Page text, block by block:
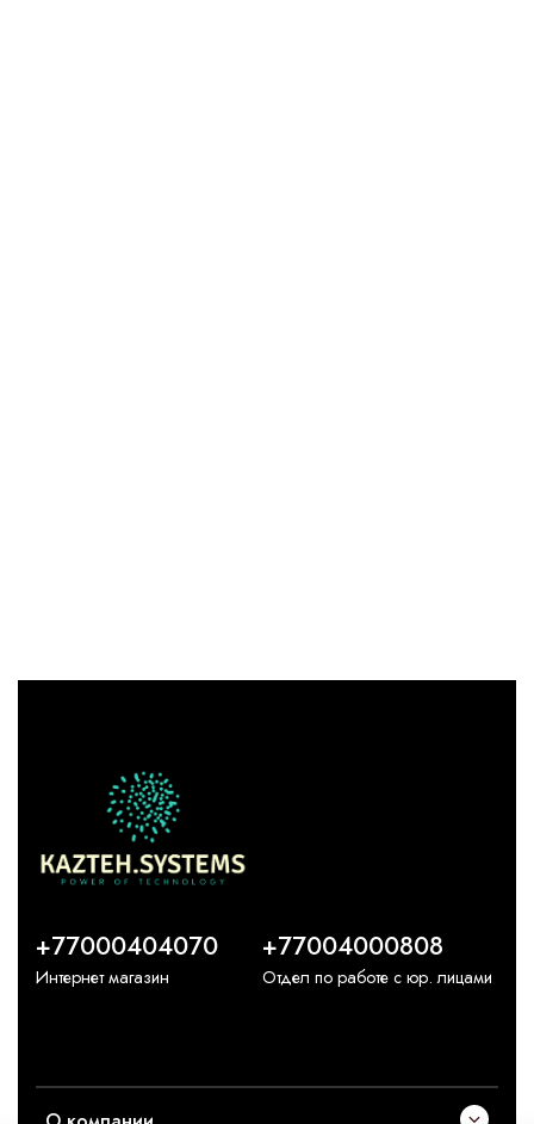
+77000404070
Интернет магазин
+77004000808
Отдел по работе с юр. лицами